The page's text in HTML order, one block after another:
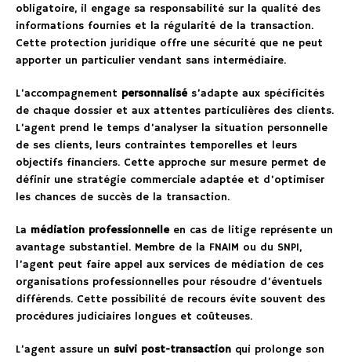
obligatoire, il engage sa responsabilité sur la qualité des
informations fournies et la régularité de la transaction.
Cette protection juridique offre une sécurité que ne peut
apporter un particulier vendant sans intermédiaire.
L’accompagnement personnalisés’adapte aux spécificités
de chaque dossier et aux attentes particulières des clients.
L’agent prend le temps d’analyser la situation personnelle
de ses clients, leurs contraintes temporelles et leurs
objectifs financiers. Cette approche sur mesure permet de
définir une stratégie commerciale adaptée et d’optimiser
les chances de succès de la transaction.
La médiation professionnelleen cas de litige représente un
avantage substantiel. Membre de la FNAIM ou du SNPI,
l’agent peut faire appel aux services de médiation de ces
organisations professionnelles pour résoudre d’éventuels
différends. Cette possibilité de recours évite souvent des
procédures judiciaires longues et coûteuses.
L’agent assure un suivi post-transaction qui prolonge son